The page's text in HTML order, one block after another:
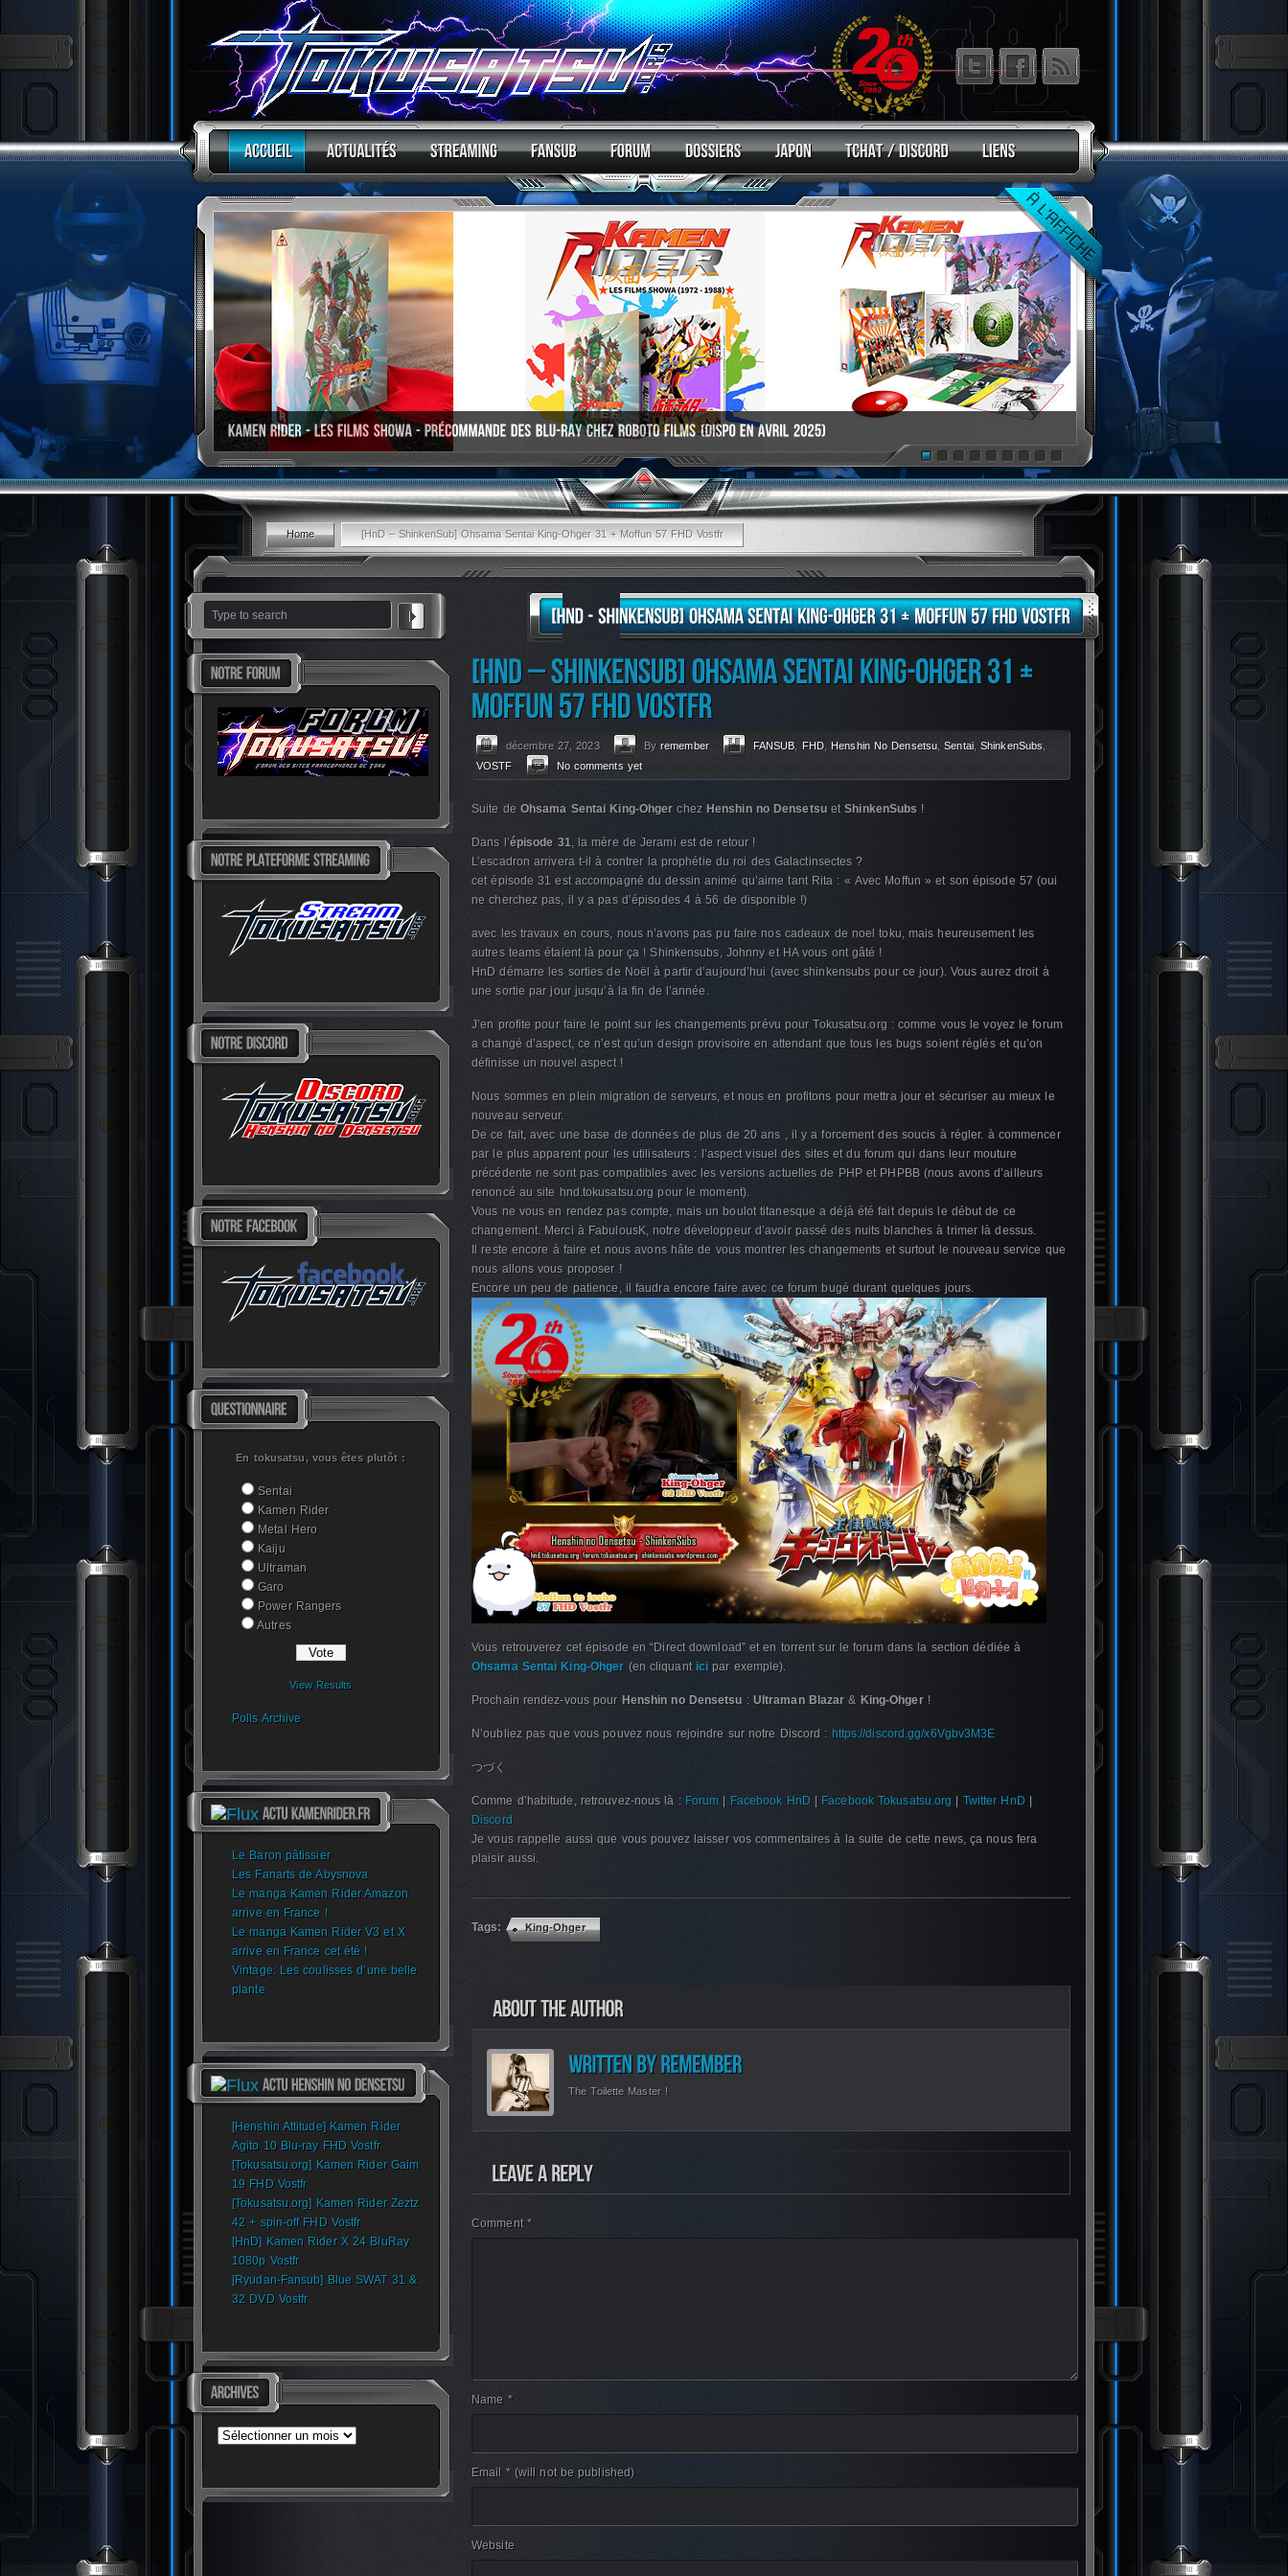
Home [HnD – ShinkenSub] Ohsama Sentai King-Ohger 31 + Moffun 57 FHD Vostfr
En tokusatsu, vous êtes plutôt :
Sentai
Kamen Rider
Metal Hero
Kaiju
Ultraman
Garo
Power Rangers
Autres
View Results
Polls Archive
Le Baron pâtissier
Les Fanarts de Abysnova
Le manga Kamen Rider Amazon
arrive en France !
Le manga Kamen Rider V3 et X
arrive en France cet été !
Vintage: Les coulisses d’une belle
plante
[Henshin Attitude] Kamen Rider
Agito 10 Blu-ray FHD Vostfr
[Tokusatsu.org] Kamen Rider Gaim
19 FHD Vostfr
[Tokusatsu.org] Kamen Rider Zeztz
42 + spin-off FHD Vostfr
[HnD] Kamen Rider X 24 BluRay
1080p Vostfr
[Ryudan-Fansub] Blue SWAT 31 &
32 DVD Vostfr
Archives
décembre 27, 2023 Byremember FANSUB FHD, Henshin No Densetsu ,Sentai,ShinkenSubs
VOSTF
No comments yet
Suite de Ohsama Sentai King-Ohger chez Henshin no DensetsuetShinkenSubs !
Dans l’épisode 31, la mère de Jerami est de retour !
L’escadron arrivera t-il à contrer la prophétie du roi des Galactinsectes ?
cet épisode 31 est accompagné du dessin animé qu’aime tant Rita : « Avec Moffun » et son épisode 57 (oui
ne cherchez pas, il y a pas d’épisodes 4 à 56 de disponible !)
avec les travaux en cours, nous n’avons pas pu faire nos cadeaux de noel toku, mais heureusement les
autres teams étaient là pour ça ! Shinkensubs, Johnny et HA vous ont gâté !
HnD démarre les sorties de Noël à partir d’aujourd’hui (avec shinkensubs pour ce jour). Vous aurez droit à
une sortie par jour jusqu’à la fin de l’année.
J’en profite pour faire le point sur les changements prévu pour Tokusatsu.org : comme vous le voyez le forum
a changé d’aspect, ce n’est qu’un design provisoire en attendant que tous les bugs soient réglés et qu’on
définisse un nouvel aspect !
Nous sommes en plein migration de serveurs, et nous en profitons pour mettra jour et sécuriser au mieux le
nouveau serveur.
De ce fait, avec une base de données de plus de 20 ans , il y a forcement des soucis à régler. à commencer
par le plus apparent pour les utilisateurs : l’aspect visuel des sites et du forum qui dans leur mouture
précédente ne sont pas compatibles avec les versions actuelles de PHP et PHPBB (nous avons d’ailleurs
renoncé au site hnd.tokusatsu.org pour le moment).
Vous ne vous en rendez pas compte, mais un boulot titanesque a déjà été fait depuis le début de ce
changement. Merci à FabulousK, notre développeur d’avoir passé des nuits blanches à trimer là dessus.
Il reste encore à faire et nous avons hâte de vous montrer les changements et surtout le nouveau service que
nous allons vous proposer !
Encore un peu de patience, il faudra encore faire avec ce forum bugé durant quelques jours.
Vous retrouverez cet épisode en “Direct download” et en torrent sur le forum dans la section dédiée à
Ohsama Sentai King-Ohger (en cliquant ici par exemple).
Prochain rendez-vous pour Henshin no Densetsu : Ultraman Blazar & King-Ohger!
N’oubliez pas que vous pouvez nous rejoindre sur notre Discord : https://discord.gg/x6Vgbv3M3E
つづく
Comme d’habitude, retrouvez-nous là : Forum Facebook HnD Facebook Tokusatsu.org Twitter HnD
Discord
Je vous rappelle aussi que vous pouvez laisser vos commentaires à la suite de cette news, ça nous fera
plaisir aussi.
Tags: King-Ohger
The Toilette Master !
Comment *
Name *
Email * (will not be published)
Website